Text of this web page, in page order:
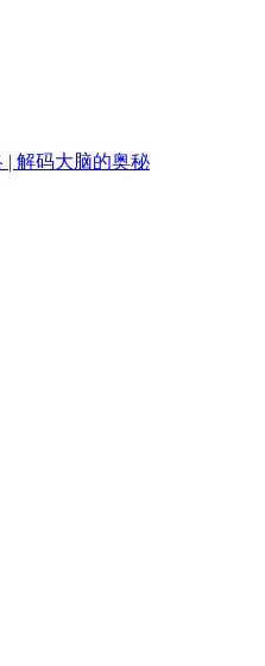
| 解码大脑的奥秘